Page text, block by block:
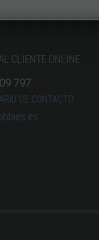
CLIENTE ONLINE
797
DE CONTACTO